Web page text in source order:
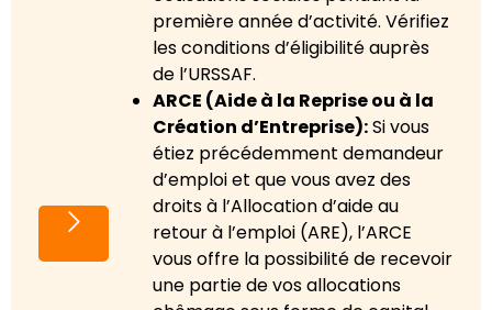
première année d’activité. Vérifiez
les conditions d’éligibilité auprès
de l’URSSAF.
ARCE (Aide à la Reprise ou à la
Création d’Entreprise):Si vous
étiez précédemment demandeur
d’emploi et que vous avez des
droits à l’Allocation d’aide au
retour à l’emploi (ARE), l’ARCE
vous offre la possibilité de recevoir
une partie de vos allocations